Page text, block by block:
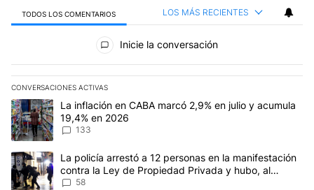
TODOS LOS COMENTARIOS LOS MÁS RECIENTES
Todos los comentarios
Inicie la conversación
CONVERSACIONES ACTIVAS
Este listado muestra los artículos con más comentarios en los
Un artículo de tendencia con el título "La inflación en CABA
La inflación en CABA marcó 2,9% en julio y acumula
19,4% en 2026
133
Un artículo de tendencia con el título "La policía arrestó a 12
La policía arrestó a 12 personas en la manifestación
contra la Ley de Propiedad Privada y hubo, al
menos, 3 agentes heridos
58